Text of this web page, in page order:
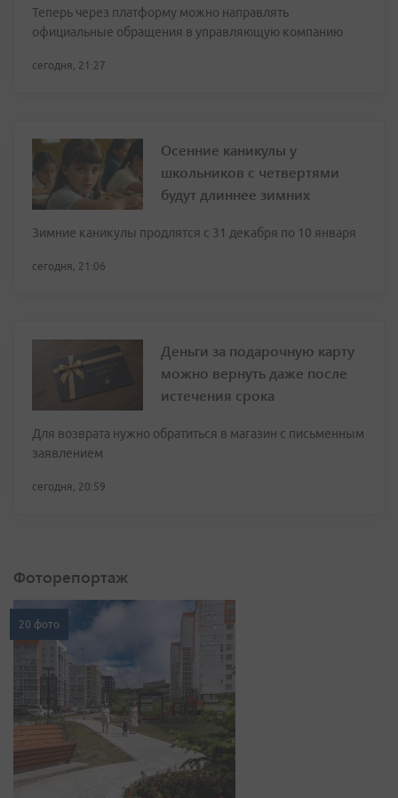
Теперь через платформу можно направлять
официальные обращения в управляющую компанию
сегодня, 21:27
Осенние каникулы у
школьников с четвертями
будут длиннее зимних
Зимние каникулы продлятся с 31 декабря по 10 января
сегодня, 21:06
Деньги за подарочную карту
можно вернуть даже после
истечения срока
Для возврата нужно обратиться в магазин с письменным
заявлением
сегодня, 20:59
Фоторепортаж
20 фото